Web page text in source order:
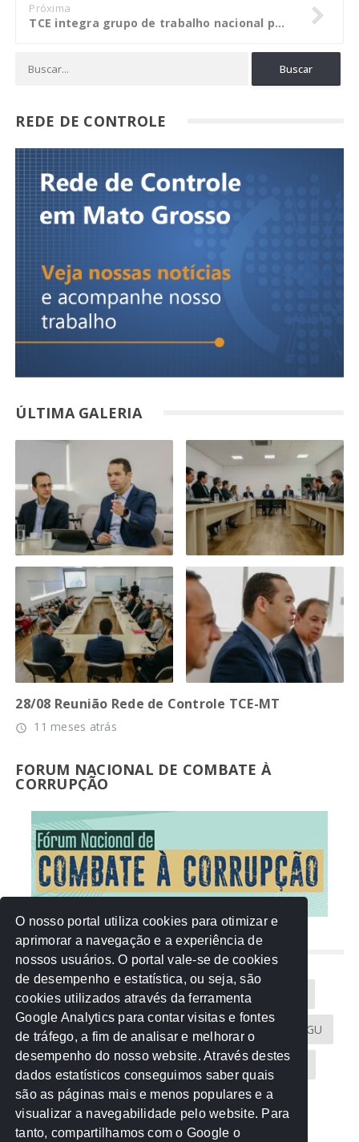
Próxima
TCE integra grupo de trabalho nacional para discutir aprimoramento de Corregedorias
REDE DE CONTROLE
ÚLTIMA GALERIA
28/08 Reunião Rede de Controle TCE-MT
access_time 11 meses atrás
FORUM NACIONAL DE COMBATE À
CORRUPÇÃO
NUVEM DE TAGS
Acontece na Rede AGU AMM
Atricon Audicom CAU-MT CGU
CREA-MT Eventos MPC-MT MPE-MT
MPF Notícias PF PGE-MT PGR
Receita Federal Sem categoria
O nosso portal utiliza cookies para otimizar e
aprimorar a navegação e a experiência de
nossos usuários. O portal vale-se de cookies
de desempenho e estatística, ou seja, são
cookies utilizados através da ferramenta
Google Analytics para contar visitas e fontes
de tráfego, a fim de analisar e melhorar o
desempenho do nosso website. Através destes
dados estatísticos conseguimos saber quais
são as páginas mais e menos populares e a
visualizar a navegabilidade pelo website. Para
tanto, compartilhamos com o Google o